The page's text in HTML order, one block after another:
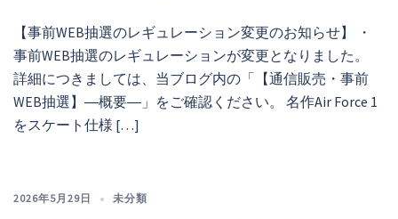
【事前WEB抽選のレギュレーション変更のお知らせ】 ・
事前WEB抽選のレギュレーションが変更となりました。
詳細につきましては、当ブログ内の「【通信販売・事前
WEB抽選】―概要―」をご確認ください。 名作Air Force 1
をスケート仕様 […]
2026年5月29日 未分類